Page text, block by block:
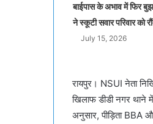
बाईपास के अभाव में फिर
ने स्कूटी सवार परिवार को
July 15, 2026
रायपुर। NSUI नेता
खिलाफ डीडी नगर थाने
अनुसार, पीड़िता BBA